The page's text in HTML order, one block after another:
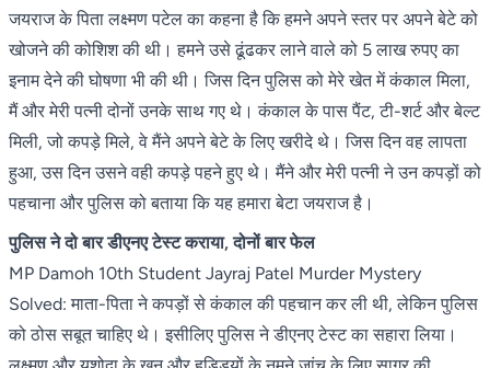
जयराज के पिता लक्ष्मण पटेल का कहना है कि हमने अपने स्तर पर अपने बेटे को
खोजने की कोशिश की थी। हमने उसे ढूंढकर लाने वाले को 5 लाख रुपए का
इनाम देने की घोषणा भी की थी। जिस दिन पुलिस को मेरे खेत में कंकाल मिला,
मैं और मेरी पत्नी दोनों उनके साथ गए थे। कंकाल के पास पैंट, टी-शर्ट और बेल्ट
मिली, जो कपड़े मिले, वे मैंने अपने बेटे के लिए खरीदे थे। जिस दिन वह लापता
हुआ, उस दिन उसने वही कपड़े पहने हुए थे। मैंने और मेरी पत्नी ने उन कपड़ों को
पहचाना और पुलिस को बताया कि यह हमारा बेटा जयराज है।
पुलिस ने दो बार डीएनए टेस्ट कराया, दोनों बार फेल
MP Damoh 10th Student Jayraj Patel Murder Mystery
Solved: माता-पिता ने कपड़ों से कंकाल की पहचान कर ली थी, लेकिन पुलिस
को ठोस सबूत चाहिए थे। इसीलिए पुलिस ने डीएनए टेस्ट का सहारा लिया।